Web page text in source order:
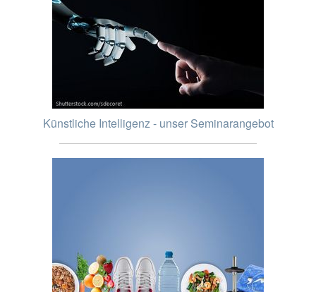
Künstliche Intelligenz - unser Seminarangebot